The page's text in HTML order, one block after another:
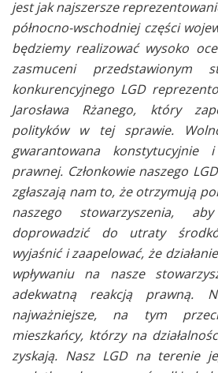
jest jak najszersze
północno-wschodniej części
będziemy realizować wysoko
zasmuceni przedstawionym
konkurencyjnego LGD
Jarosława Rżanego, który
polityków w tej sprawie.
gwarantowana konstytucyjnie
prawnej. Członkowie naszego
zgłaszają nam to, że otrzymują
naszego stowarzyszenia,
doprowadzić do utraty
wyjaśnić i zaapelować, że
wpływaniu na nasze
adekwatną reakcją prawną.
najważniejsze, na tym
mieszkańcy, którzy na
zyskają. Nasz LGD na terenie